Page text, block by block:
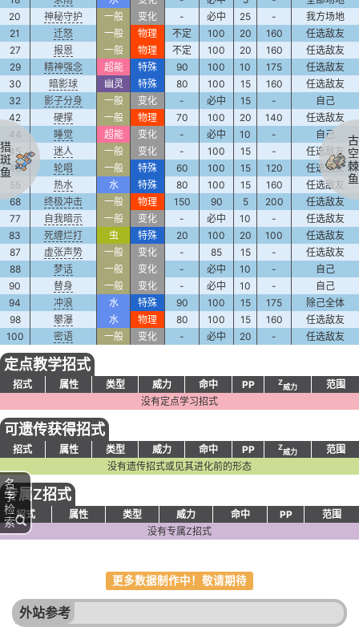
名
字
检
索
20
神秘守护 一般 变化 - 必中 25 -
我方场地
21
迁怒 一般 物理 不定 100 20 160
任选敌友
27
报恩 一般 物理 不定 100 20 160
任选敌友
29
精神强念 超能 特殊 90 100 10 175
任选敌友
30
暗影球 幽灵 特殊 80 100 15 160
任选敌友
32
影子分身 一般 变化 - 必中 15 -
自己
42
硬撑 一般 物理 70 100 20 140
任选敌友
44
睡觉 超能 变化 - 必中 10 -
自己
45
迷人 一般 变化 - 100 15 -
任选敌友
48
轮唱 一般 特殊 60 100 15 120
任选敌友
55
热水 水 特殊 80 100 15 160
任选敌友
68
终极冲击 一般 物理 150 90 5 200
任选敌友
77
自我暗示 一般 变化 - 必中 10 -
任选敌友
83
死缠烂打 虫 特殊 20 100 20 100
任选敌友
87
虚张声势 一般 变化 - 85 15 -
任选敌友
88
梦话 一般 变化 - 必中 10 -
自己
90
替身 一般 变化 - 必中 10 -
自己
94
冲浪 水 特殊 90 100 15 175
除己全体
98
攀瀑 水 物理 80 100 15 160
任选敌友
100
密语 一般 变化 - 必中 20 - 任选敌友
定点教学招式
招式 属性 类型 威力 命中 PP Z
威力
范围
没有定点学习招式
可遗传获得招式
招式 属性 类型 威力 命中 PP Z
威力
范围
没有遗传招式或见其进化前的形态
专属Z招式
招式 属性 类型 威力 命中 PP
范围
没有专属Z招式
更多数据制作中！敬请期待
外站参考
猎
斑
鱼
古
空
棘
鱼